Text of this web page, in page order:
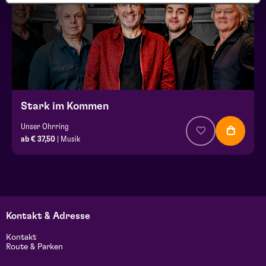
Stark im Kommen
Unser Ohrring
ab € 37,50 | Musik
Kontakt & Adresse
Kontakt
Route & Parken